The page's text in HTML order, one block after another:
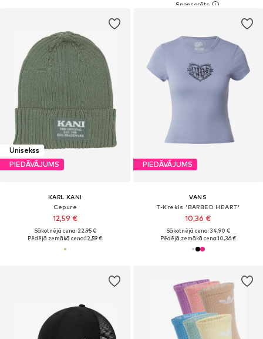
Unisekss
PIEDĀVĀJUMS
KARL KANI
Cepure
12,59 €
Sākotnējā cena: 22,95 €
Pēdējā zemākā cena:12,59 €
PIEDĀVĀJUMS
VANS
T-Krekls 'BARBED HEART'
10,36 €
Sākotnējā cena: 34,90 €
Pēdējā zemākā cena:10,36 €